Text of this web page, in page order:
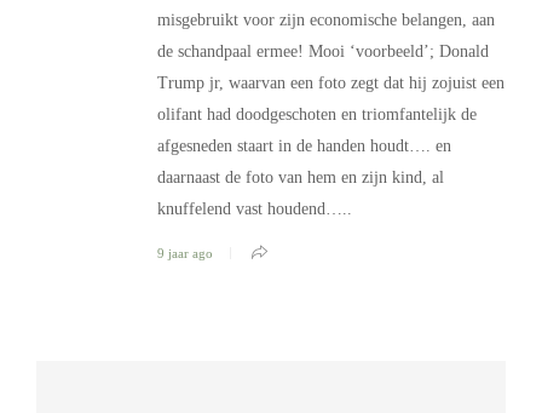
misgebruikt voor zijn economische belangen, aan
de schandpaal ermee! Mooi ‘voorbeeld’; Donald
Trump jr, waarvan een foto zegt dat hij zojuist een
olifant had doodgeschoten en triomfantelijk de
afgesneden staart in de handen houdt…. en
daarnaast de foto van hem en zijn kind, al
knuffelend vast houdend…..
9 jaar ago